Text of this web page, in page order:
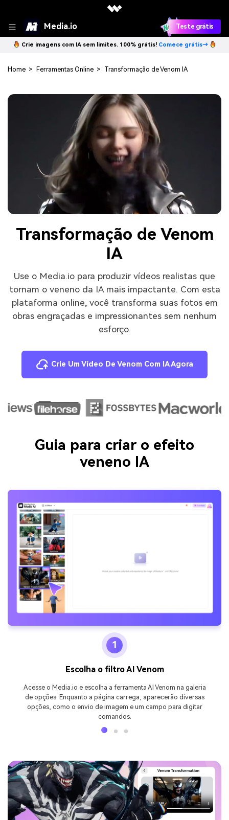
Media.io Teste grátis
Crie imagens com IA sem limites. 100% grátis! Comece grátis→
Home > Ferramentas Online > Transformação de Venom IA
Transformação de Venom
IA
Use o Media.io para produzir vídeos realistas que
tornam o veneno da IA mais impactante. Com esta
plataforma online, você transforma suas fotos em
obras engraçadas e impressionantes sem nenhum
esforço.
Crie Um Vídeo De Venom Com IA Agora
Guia para criar o efeito
veneno IA
1
Escolha o filtro AI Venom
Acesse o Media.io e escolha a ferramenta AI Venom na galeria
de opções. Enquanto a página carrega, aparecerão diversas
opções, como o envio de imagem e um campo para digitar
comandos.